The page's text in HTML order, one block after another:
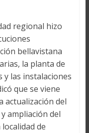
regional hizo
bellavistana
la planta de
y las instalaciones
que se viene
actualización del
ampliación del
de